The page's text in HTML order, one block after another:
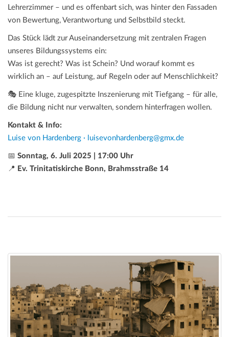
Lehrerzimmer – und es offenbart sich, was hinter den Fassaden
von Bewertung, Verantwortung und Selbstbild steckt.
Das Stück lädt zur Auseinandersetzung mit zentralen Fragen
unseres Bildungssystems ein:
Was ist gerecht? Was ist Schein? Und worauf kommt es
wirklich an – auf Leistung, auf Regeln oder auf Menschlichkeit?
🎭 Eine kluge, zugespitzte Inszenierung mit Tiefgang – für alle,
die Bildung nicht nur verwalten, sondern hinterfragen wollen.
Kontakt & Info:
Luise von Hardenberg · luisevonhardenberg@gmx.de
📅 Sonntag, 6. Juli 2025 | 17:00 Uhr
📍 Ev. Trinitatiskirche Bonn, Brahmsstraße 14